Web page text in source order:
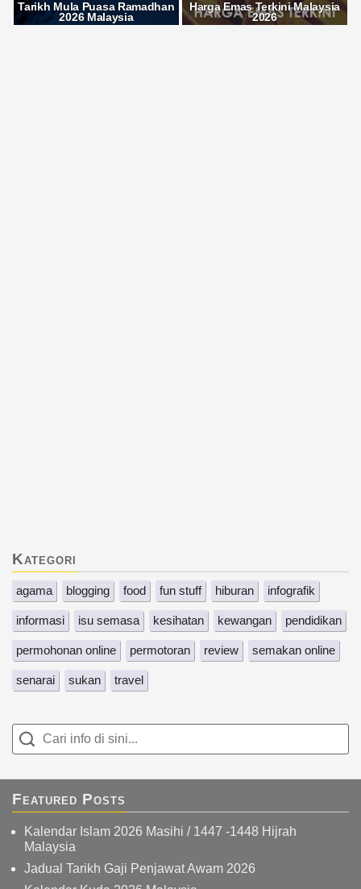
Tarikh Mula Puasa Ramadhan
2026 Malaysia
Harga Emas Terkini Malaysia
2026
Kategori
agama blogging food fun stuff hiburan infografik
informasi isu semasa kesihatan kewangan pendidikan
permohonan online permotoran review semakan online
senarai sukan travel
Featured Posts
Kalendar Islam 2026 Masihi / 1447 -1448 Hijrah
Malaysia
Jadual Tarikh Gaji Penjawat Awam 2026